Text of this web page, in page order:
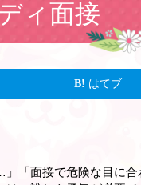
ィ面接
はてブ
「面接で危険な目に合